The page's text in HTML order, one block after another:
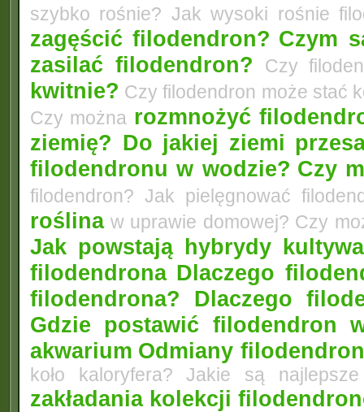
szybko rośnie? Jak wysoki rośnie
zagęścić filodendron? Czym
zasilać filodendron? Czy
kwitnie? Czy filodendron może stać
Czy można rozmnożyć
ziemię? Do jakiej ziemi
filodendronu w wodzie? Czy
filodendron? Jak pielęgnować
roślinaw uprawie domowej? Czy
Jak powstają hybrydy
filodendrona Dlaczego
filodendrona? Dlaczego
Gdzie postawić filodendron
akwarium Odmiany
koło kaloryfera? Jakie są
zakładania kolekcji